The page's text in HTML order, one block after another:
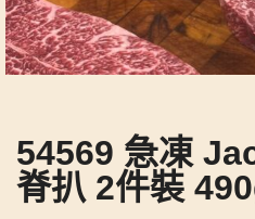
54569 急凍
脊扒 2件裝